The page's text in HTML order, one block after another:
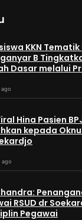
KKN Tematik
B
Dasar melalui
ago
Hina Pasien
kepada
ago
RSUD dr
Pegawai